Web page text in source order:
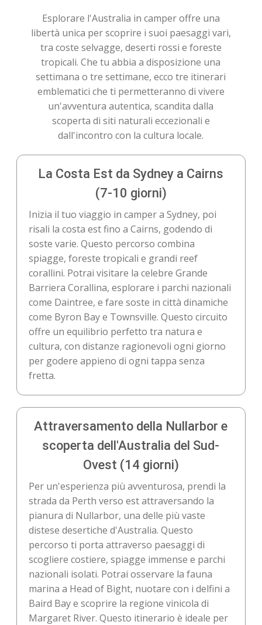
Esplorare l'Australia in camper offre una
libertà unica per scoprire i suoi paesaggi vari,
tra coste selvagge, deserti rossi e foreste
tropicali. Che tu abbia a disposizione una
settimana o tre settimane, ecco tre itinerari
emblematici che ti permetteranno di vivere
un'avventura autentica, scandita dalla
scoperta di siti naturali eccezionali e
dall'incontro con la cultura locale.
La Costa Est da Sydney a Cairns
(7-10 giorni)
Inizia il tuo viaggio in camper a Sydney, poi
risali la costa est fino a Cairns, godendo di
soste varie. Questo percorso combina
spiagge, foreste tropicali e grandi reef
corallini. Potrai visitare la celebre Grande
Barriera Corallina, esplorare i parchi nazionali
come Daintree, e fare soste in città dinamiche
come Byron Bay e Townsville. Questo circuito
offre un equilibrio perfetto tra natura e
cultura, con distanze ragionevoli ogni giorno
per godere appieno di ogni tappa senza
fretta.
Attraversamento della Nullarbor e
scoperta dell'Australia del Sud-
Ovest (14 giorni)
Per un'esperienza più avventurosa, prendi la
strada da Perth verso est attraversando la
pianura di Nullarbor, una delle più vaste
distese desertiche d'Australia. Questo
percorso ti porta attraverso paesaggi di
scogliere costiere, spiagge immense e parchi
nazionali isolati. Potrai osservare la fauna
marina a Head of Bight, nuotare con i delfini a
Baird Bay e scoprire la regione vinicola di
Margaret River. Questo itinerario è ideale per